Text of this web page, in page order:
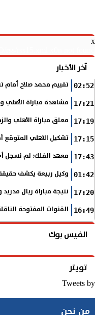
x
آخر الأخبار
02:52 تقييم محمد صلاح أمام
17:21 مشاهدة مباراة الأهلي
17:19 معلق مباراة الأهلي والزمالك
17:15 تشكيل الأهلي المتوقع أمام
17:43 معهد الفلك: لم نسجل أي
01:42 وكيل ربيعة يكشف
17:20 نتيجة مباراة ريال
16:49 القنوات المفتوحة الناقلة
الفيس بوك
تويتر
Tweets by
من نحن